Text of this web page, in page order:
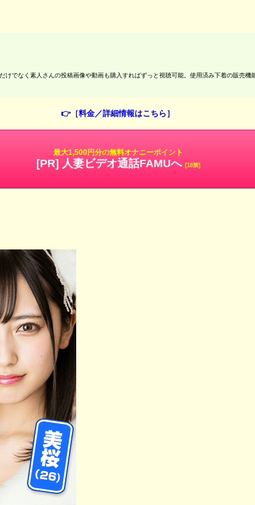
でなく素人さんの投稿画像や動画も購入すればずっと視聴可能。使用済み下着の販売機
👉［料金／詳細情報はこちら］
最大1,500円分の無料オナニーポイント
[PR] 人妻ビデオ通話FAMUへ [18禁]